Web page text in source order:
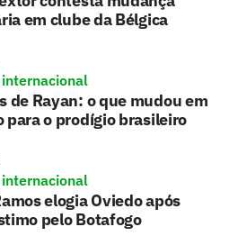
em clube da Bélgica
de Rayan: o que mudou em
para o prodígio brasileiro
elogia Oviedo após
pelo Botafogo